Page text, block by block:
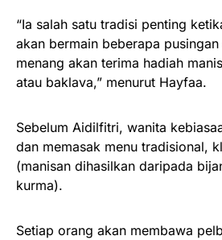
“Ia salah satu tradisi penting
akan bermain beberapa
menang akan terima hadiah
atau baklava,” menurut Hayfaa.
Sebelum Aidilfitri, wanita
dan memasak menu tradisional,
(manisan dihasilkan daripada
kurma).
Setiap orang akan membawa